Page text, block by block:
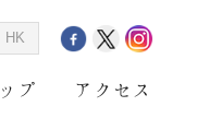
HK
プ アクセス